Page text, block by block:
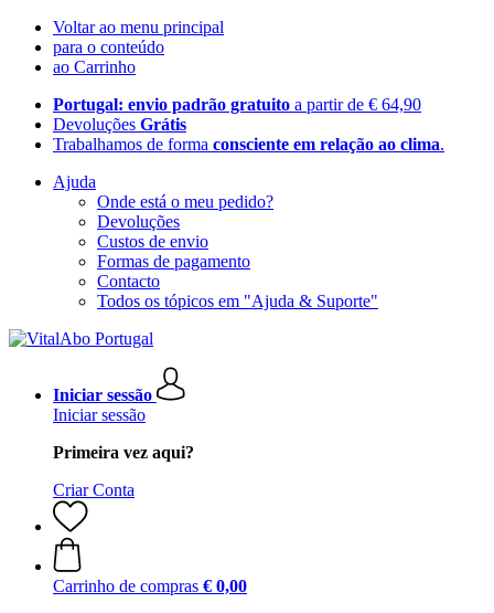
Voltar ao menu principal
para o conteúdo
ao Carrinho
Portugal: envio padrão gratuito a partir de € 64,90
Devoluções Grátis
Trabalhamos de forma consciente em relação ao clima.
Ajuda
Onde está o meu pedido?
Devoluções
Custos de envio
Formas de pagamento
Contacto
Todos os tópicos em "Ajuda & Suporte"
Iniciar sessão
Iniciar sessão
Primeira vez aqui?
Criar Conta
Carrinho de compras € 0,00